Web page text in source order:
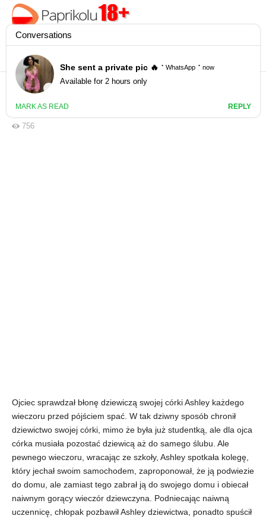
Daddy Diddler - Zły tata przeleciał córkę w
dupę (WIDEO)
756
Ojciec sprawdzał błonę dziewiczą swojej córki Ashley każdego
wieczoru przed pójściem spać. W tak dziwny sposób chronił
dziewictwo swojej córki, mimo że była już studentką, ale dla ojca
córka musiała pozostać dziewicą aż do samego ślubu. Ale
pewnego wieczoru, wracając ze szkoły, Ashley spotkała kolegę,
który jechał swoim samochodem, zaproponował, że ją podwiezie
do domu, ale zamiast tego zabrał ją do swojego domu i obiecał
naiwnym gorący wieczór dziewczyna. Podniecając naiwną
uczennicę, chłopak pozbawił Ashley dziewictwa, ponadto spuścił